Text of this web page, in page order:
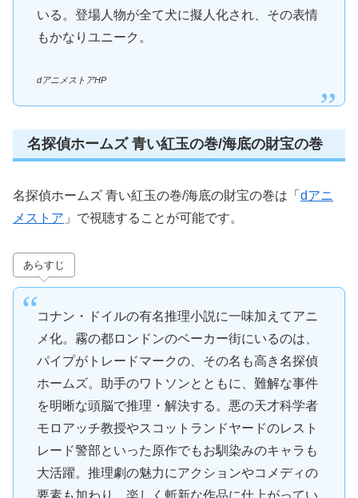
いる。登場人物が全て犬に擬人化され、その表情
もかなりユニーク。
dアニメストアHP
名探偵ホームズ 青い紅玉の巻/海底の財宝の巻
名探偵ホームズ 青い紅玉の巻/海底の財宝の巻は「 dアニ
メストア 」で視聴することが可能です。
あらすじ
コナン・ドイルの有名推理小説に一味加えてアニ
メ化。霧の都ロンドンのベーカー街にいるのは、
パイプがトレードマークの、その名も高き名探偵
ホームズ。助手のワトソンとともに、難解な事件
を明晰な頭脳で推理・解決する。悪の天才科学者
モロアッチ教授やスコットランドヤードのレスト
レード警部といった原作でもお馴染みのキャラも
大活躍。推理劇の魅力にアクションやコメディの